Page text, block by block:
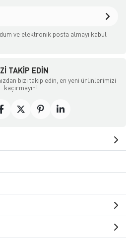
ve elektronik posta almayı kabul
TAKIP EDIN
bizi takip edin, en yeni ürünlerimizi
kaçırmayın!